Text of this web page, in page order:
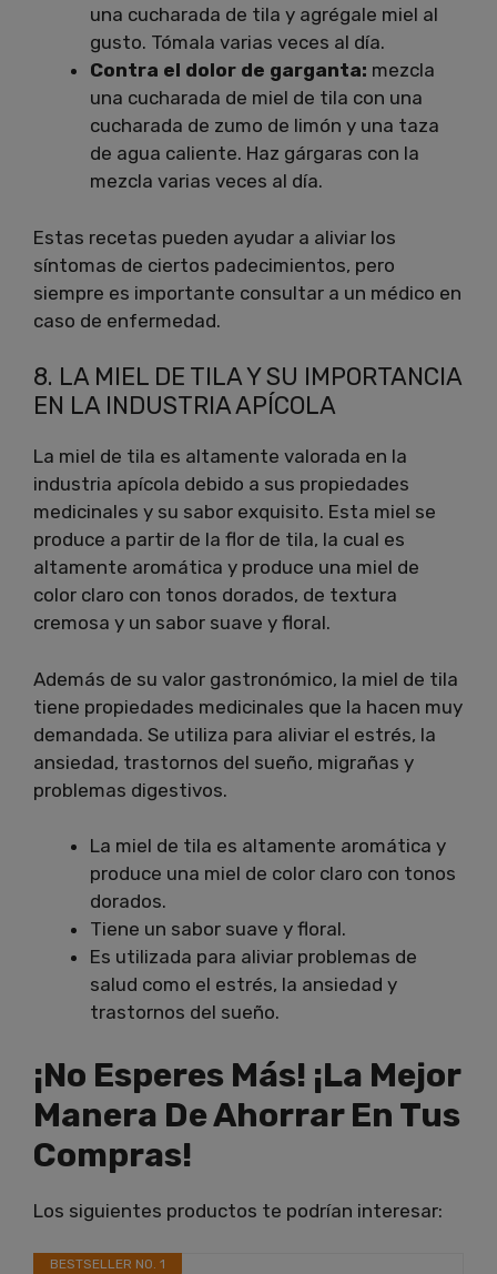
una cucharada de tila y agrégale miel al
gusto. Tómala varias veces al día.
Contra el dolor de garganta: mezcla
una cucharada de miel de tila con una
cucharada de zumo de limón y una taza
de agua caliente. Haz gárgaras con la
mezcla varias veces al día.
Estas recetas pueden ayudar a aliviar los
síntomas de ciertos padecimientos, pero
siempre es importante consultar a un médico en
caso de enfermedad.
8. LA MIEL DE TILA Y SU IMPORTANCIA
EN LA INDUSTRIA APÍCOLA
La miel de tila es altamente valorada en la
industria apícola debido a sus propiedades
medicinales y su sabor exquisito. Esta miel se
produce a partir de la flor de tila, la cual es
altamente aromática y produce una miel de
color claro con tonos dorados, de textura
cremosa y un sabor suave y floral.
Además de su valor gastronómico, la miel de tila
tiene propiedades medicinales que la hacen muy
demandada. Se utiliza para aliviar el estrés, la
ansiedad, trastornos del sueño, migrañas y
problemas digestivos.
La miel de tila es altamente aromática y
produce una miel de color claro con tonos
dorados.
Tiene un sabor suave y floral.
Es utilizada para aliviar problemas de
salud como el estrés, la ansiedad y
trastornos del sueño.
¡No Esperes Más! ¡La Mejor
Manera De Ahorrar En Tus
Compras!
Los siguientes productos te podrían interesar:
BESTSELLER NO. 1